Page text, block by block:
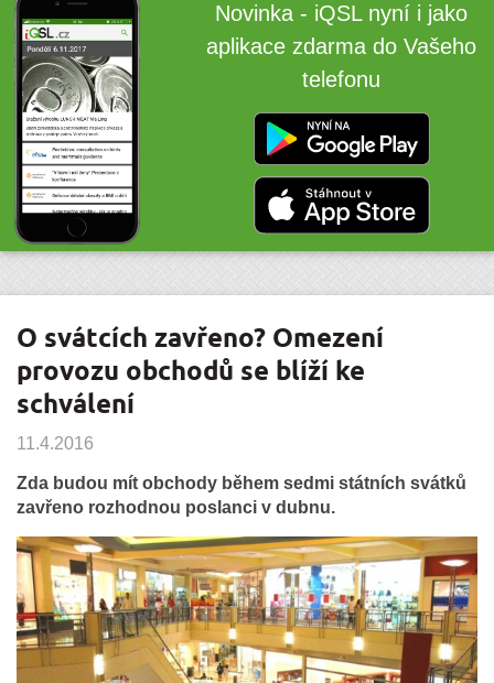
Novinka - iQSL nyní i jako
aplikace zdarma do Vašeho
telefonu
O svátcích zavřeno? Omezení
provozu obchodů se blíží ke
schválení
11.4.2016
Zda budou mít obchody během sedmi státních svátků
zavřeno rozhodnou poslanci v dubnu.